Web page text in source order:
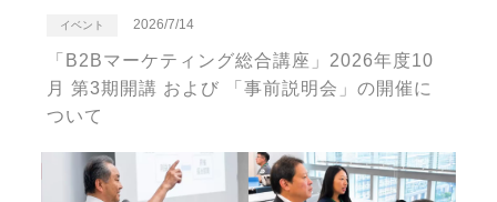
イベント 2026/7/14
「B2Bマーケティング総合講座」2026年度10
月 第3期開講 および 「事前説明会」の開催に
ついて